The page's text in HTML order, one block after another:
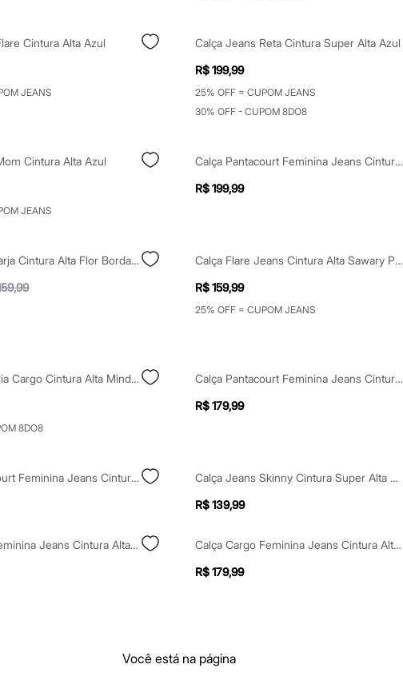
Cintura Alta Azul
JEANS
Calça Jeans Reta Cintura Super Alta Azul
R$ 199,99
25% OFF = CUPOM JEANS
30% OFF - CUPOM 8DO8
Cintura Alta Azul
JEANS
Calça Pantacourt Feminina Jeans Cintura Alta Com Cinto Azul
R$ 199,99
Calça Mom Sarja Cintura Alta Flor Bordada Bege
Calça Flare Jeans Cintura Alta Sawary Preta
R$ 159,99
25% OFF = CUPOM JEANS
Calça Alfaiataria Cargo Cintura Alta Mindset Bege
8DO8
Calça Pantacourt Feminina Jeans Cintura Alta Azul
R$ 179,99
Calça Pantacourt Feminina Jeans Cintura Alta Com Cinto Azul
Calça Jeans Skinny Cintura Super Alta Stretch Com Lavagem Marmorizada Azul
R$ 139,99
Calça Mom Feminina Jeans Cintura Alta Azul
Calça Cargo Feminina Jeans Cintura Alta Azul
R$ 179,99
Você está na página